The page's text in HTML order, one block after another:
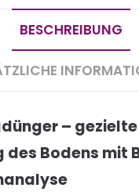
BESCHREIBUNG
– gezielte
des Bodens mit